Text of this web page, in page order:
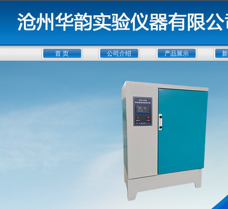
首 页 公司介绍 产品展示